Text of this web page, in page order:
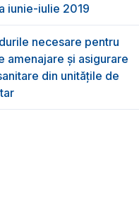
iunie-iulie 2019
necesare pentru
amenajare și asigurare
din unitățile de